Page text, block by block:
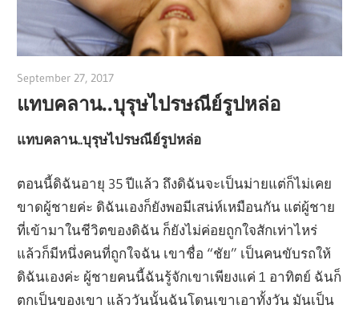
September 27, 2017
แทบคลาน..บุรุษไปรษณีย์รูปหล่อ
แทบคลาน..บุรุษไปรษณีย์รูปหล่อ
ตอนนี้ดิฉันอายุ 35 ปีแล้ว ถึงดิฉันจะเป็นม่ายแต่ก็ไม่เคย
ขาดผู้ชายค่ะ ดิฉันเองก็ยังพอมีเสน่ห์เหมือนกัน แต่ผู้ชาย
ที่เข้ามาในชีวิตของดิฉัน ก็ยังไม่ค่อยถูกใจสักเท่าไหร่
แล้วก็มีหนึ่งคนที่ถูกใจฉัน เขาชื่อ “ชัย” เป็นคนขับรถให้
ดิฉันเองค่ะ ผู้ชายคนนี้ฉันรู้จักเขาเพียงแค่ 1 อาทิตย์ ฉันก็
ตกเป็นของเขา แล้ววันนั้นฉันโดนเขาเอาทั้งวัน มันเป็น